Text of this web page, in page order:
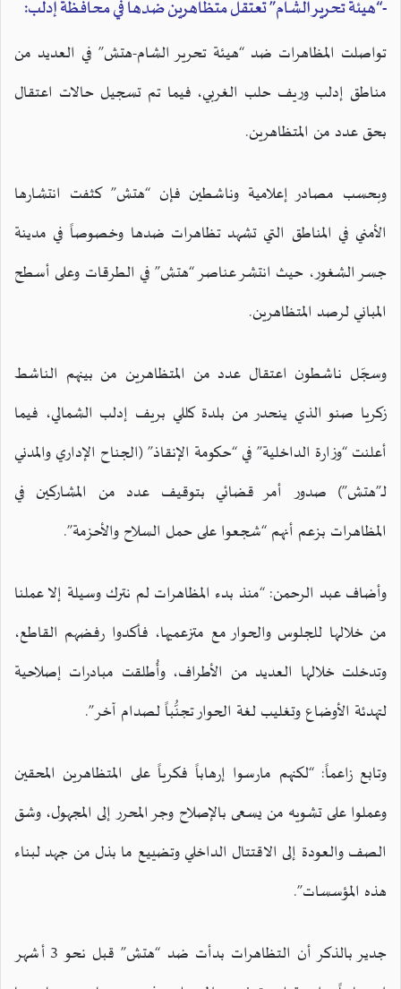
-“هيئة تحرير الشام” تعتقل متظاهرين ضدها في محافظة إدلب:
تواصلت المظاهرات ضد “هيئة تحرير الشام-هتش” في العديد من
مناطق إدلب وريف حلب الغربي، فيما تم تسجيل حالات اعتقال
بحق عدد من المتظاهرين.
وبحسب مصادر إعلامية وناشطين فإن “هتش” كثفت انتشارها
الأمني في المناطق التي تشهد تظاهرات ضدها وخصوصاً في مدينة
جسر الشغور، حيث انتشر عناصر “هتش” في الطرقات وعلى أسطح
المباني لرصد المتظاهرين.
وسجّل ناشطون اعتقال عدد من المتظاهرين من بينهم الناشط
زكريا صنو الذي ينحدر من بلدة كللي بريف إدلب الشمالي، فيما
أعلنت “وزارة الداخلية” في “حكومة الإنقاذ” (الجناح الإداري والمدني
لـ”هتش”) صدور أمر قضائي بتوقيف عدد من المشاركين في
المظاهرات بزعم أنهم “شجعوا على حمل السلاح والأحزمة”.
وأضاف عبد الرحمن: “منذ بدء المظاهرات لم نترك وسيلة إلا عملنا
من خلالها للجلوس والحوار مع متزعميها، فأكدوا رفضهم القاطع،
وتدخلت خلالها العديد من الأطراف، وأُطلقت مبادرات إصلاحية
لتهدئة الأوضاع وتغليب لغة الحوار تجنُّباً لصدام آخر”.
وتابع زاعماً: “لكنهم مارسوا إرهاباً فكرياً على المتظاهرين المحقين
وعملوا على تشويه من يسعى بالإصلاح وجر المحرر إلى المجهول، وشق
الصف والعودة إلى الاقتتال الداخلي وتضييع ما بذل من جهد لبناء
هذه المؤسسات”.
جدير بالذكر أن التظاهرات بدأت ضد “هتش” قبل نحو 3 أشهر